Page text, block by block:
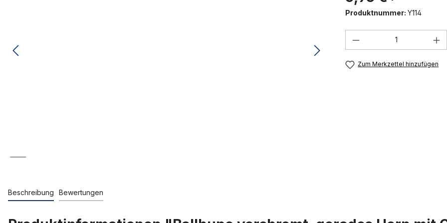
Produktnummer: Y114
Produkt Anzahl:
Zum Merkzettel hinzufügen
Beschreibung Bewertungen